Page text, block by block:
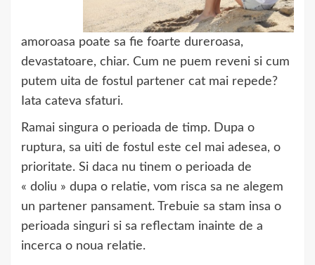
amoroasa poate sa fie foarte dureroasa,
devastatoare, chiar. Cum ne puem reveni si cum
putem uita de fostul partener cat mai repede?
Iata cateva sfaturi.
Ramai singura o perioada de timp. Dupa o
ruptura, sa uiti de fostul este cel mai adesea, o
prioritate. Si daca nu tinem o perioada de
« doliu » dupa o relatie, vom risca sa ne alegem
un partener pansament. Trebuie sa stam insa o
perioada singuri si sa reflectam inainte de a
incerca o noua relatie.